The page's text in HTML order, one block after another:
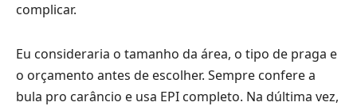
complicar.
Eu consideraria o tamanho da área, o tipo de praga e
o orçamento antes de escolher. Sempre confere a
bula pro carâncio e usa EPI completo. Na dúltima vez,